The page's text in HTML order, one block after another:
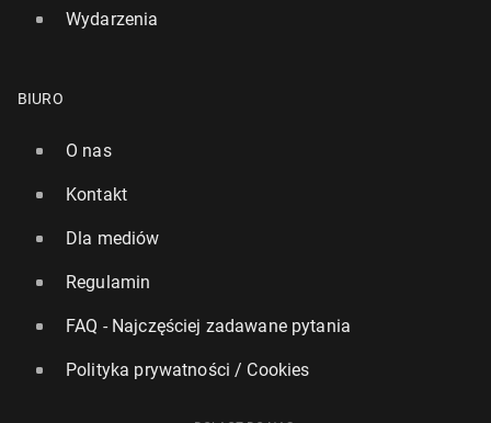
Wydarzenia
BIURO
O nas
Kontakt
Dla mediów
Regulamin
FAQ - Najczęściej zadawane pytania
Polityka prywatności / Cookies